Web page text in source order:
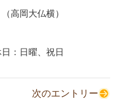
高岡大仏横）
：日曜、祝日
次のエントリー